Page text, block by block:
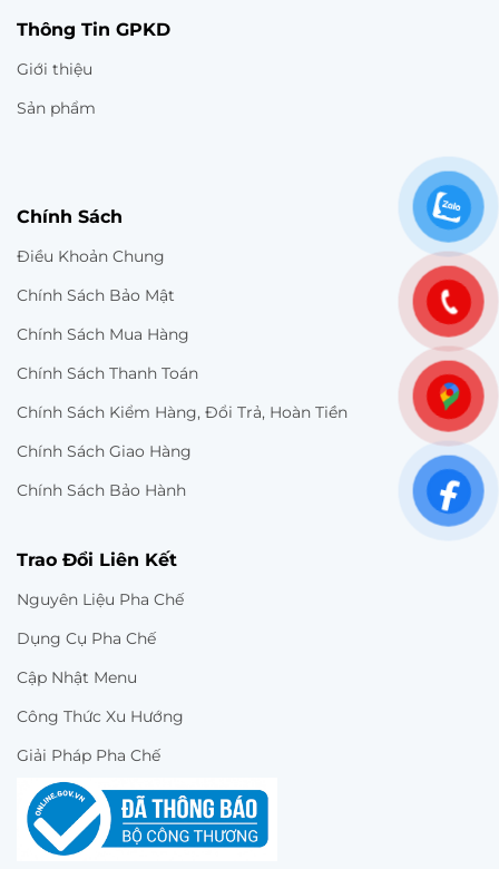
Thông Tin GPKD
Giới thiệu
Sản phẩm
Chính Sách
Điều Khoản Chung
Chính Sách Bảo Mật
Chính Sách Mua Hàng
Chính Sách Thanh Toán
Chính Sách Kiểm Hàng, Đổi Trả, Hoàn Tiền
Chính Sách Giao Hàng
Chính Sách Bảo Hành
Trao Đổi Liên Kết
Nguyên Liệu Pha Chế
Dụng Cụ Pha Chế
Cập Nhật Menu
Công Thức Xu Hướng
Giải Pháp Pha Chế